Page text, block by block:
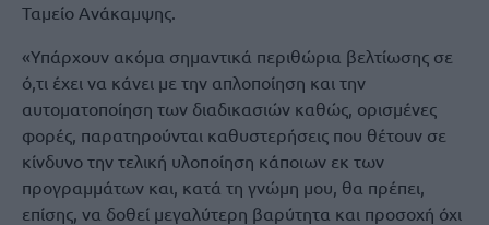
Ταμείο Ανάκαμψης.
«Υπάρχουν ακόμα σημαντικά περιθώρια βελτίωσης σε
ό,τι έχει να κάνει με την απλοποίηση και την
αυτοματοποίηση των διαδικασιών καθώς, ορισμένες
φορές, παρατηρούνται καθυστερήσεις που θέτουν σε
κίνδυνο την τελική υλοποίηση κάποιων εκ των
προγραμμάτων και, κατά τη γνώμη μου, θα πρέπει,
επίσης, να δοθεί μεγαλύτερη βαρύτητα και προσοχή όχι